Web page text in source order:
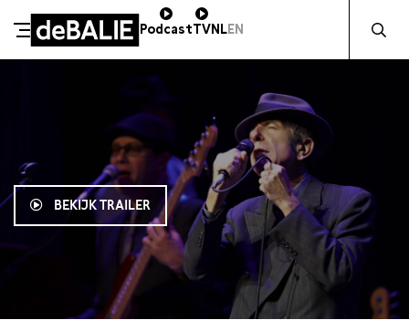
Meteen naar de content
De Balie
PodcastTVNLEN
BEKIJK TRAILER